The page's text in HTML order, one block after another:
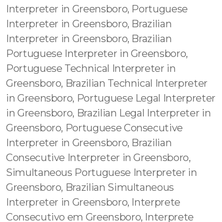
Interpreter in Greensboro, Portuguese
Interpreter in Greensboro, Brazilian
Interpreter in Greensboro, Brazilian
Portuguese Interpreter in Greensboro,
Portuguese Technical Interpreter in
Greensboro, Brazilian Technical Interpreter
in Greensboro, Portuguese Legal Interpreter
in Greensboro, Brazilian Legal Interpreter in
Greensboro, Portuguese Consecutive
Interpreter in Greensboro, Brazilian
Consecutive Interpreter in Greensboro,
Simultaneous Portuguese Interpreter in
Greensboro, Brazilian Simultaneous
Interpreter in Greensboro, Interprete
Consecutivo em Greensboro, Interprete